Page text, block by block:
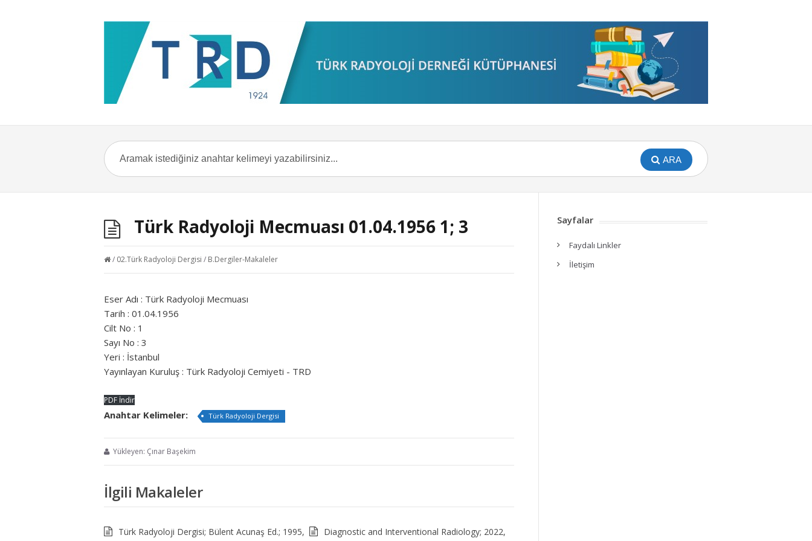
ARA
Türk Radyoloji Mecmuası 01.04.1956 1; 3
/ 02.Türk Radyoloji Dergisi / B.Dergiler-Makaleler
Eser Adı : Türk Radyoloji Mecmuası
Tarih : 01.04.1956
Cilt No : 1
Sayı No : 3
Yeri : İstanbul
Yayınlayan Kuruluş : Türk Radyoloji Cemiyeti - TRD
PDF İndir
Anahtar Kelimeler: Türk Radyoloji Dergisi
Yükleyen: Çınar Başekim
İlgili Makaleler
Türk Radyoloji Dergisi; Bülent Acunaş Ed.; 1995, Diagnostic and Interventional Radiology; 2022,
Sayfalar
Faydalı Linkler
İletişim